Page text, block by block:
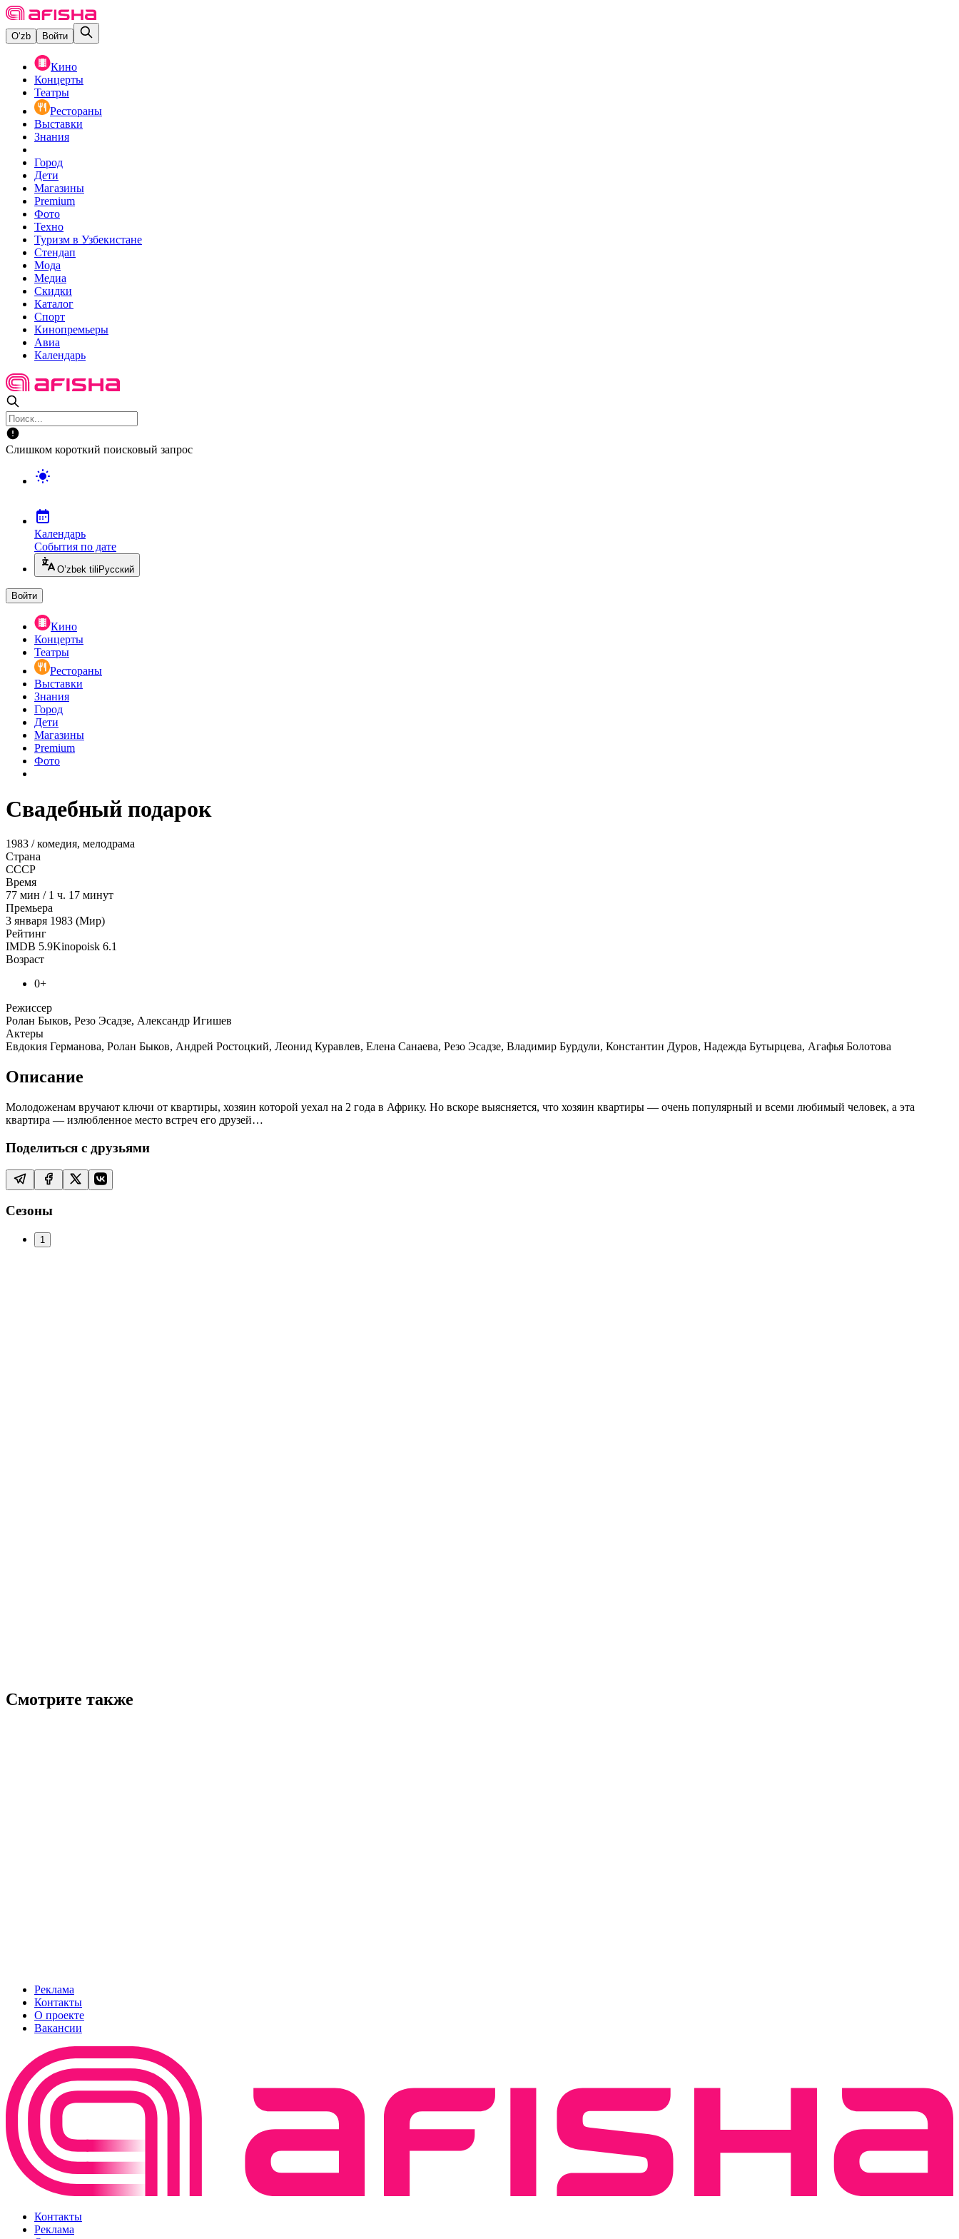
O‘zb Войти
Кино
Концерты
Театры
Рестораны
Выставки
Знания
Город
Дети
Магазины
Premium
Фото
Техно
Туризм в Узбекистане
Стендап
Мода
Медиа
Скидки
Каталог
Спорт
Кинопремьеры
Авиа
Календарь
Слишком короткий поисковый запрос
Календарь
События по дате
O’zbek tili Русский
Войти
Кино
Концерты
Театры
Рестораны
Выставки
Знания
Город
Дети
Магазины
Premium
Фото
Свадебный подарок
1983 / комедия, мелодрама
Страна
СССР
Время
77 мин / 1 ч. 17 минут
Премьера
3 января 1983 (Мир)
Рейтинг
IMDB 5.9Kinopoisk 6.1
Возраст
0+
Режиссер
Ролан Быков, Резо Эсадзе, Александр Игишев
Актеры
Евдокия Германова, Ролан Быков, Андрей Ростоцкий, Леонид Куравлев, Елена Санаева, Резо Эсадзе, Владимир Бурдули, Константин Дуров, Надежда Бутырцева, Агафья Болотова
Описание
Молодоженам вручают ключи от квартиры, хозяин которой уехал на 2 года в Африку. Но вскоре выясняется, что хозяин квартиры — очень популярный и всеми любимый человек, а эта
квартира — излюбленное место встреч его друзей…
Поделиться с друзьями
Сезоны
1
Смотрите также
Реклама
Контакты
О проекте
Вакансии
Контакты
Реклама